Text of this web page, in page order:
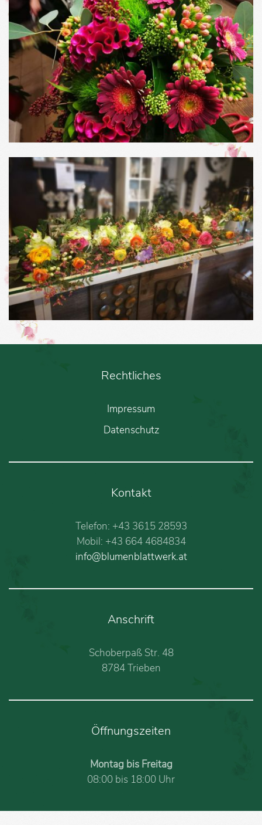
Rechtliches
Impressum
Datenschutz
Kontakt
Telefon: +43 3615 28593
Mobil: +43 664 4684834
info@blumenblattwerk.at
Anschrift
Schoberpaß Str. 48
8784 Trieben
Öffnungszeiten
Montag bis Freitag
08:00 bis 18:00 Uhr